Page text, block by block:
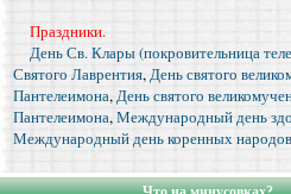
Праздники.
День Св. Клары (покровительница
Святого Лаврентия,День святого
Пантелеимона,День святого
Пантелеимона,Международный день
Международный день коренных